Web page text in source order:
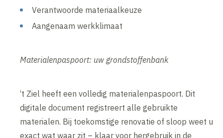
Verantwoorde materiaalkeuze
Aangenaam werkklimaat
Materialenpaspoort: uw grondstoffenbank
‘t Ziel heeft een volledig materialenpaspoort. Dit
digitale document registreert alle gebruikte
materialen. Bij toekomstige renovatie of sloop weet u
exact wat waar zit – klaar voor hergebruik in de